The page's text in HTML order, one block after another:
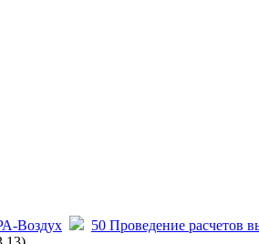
Воздух 50 Проведение расчетов